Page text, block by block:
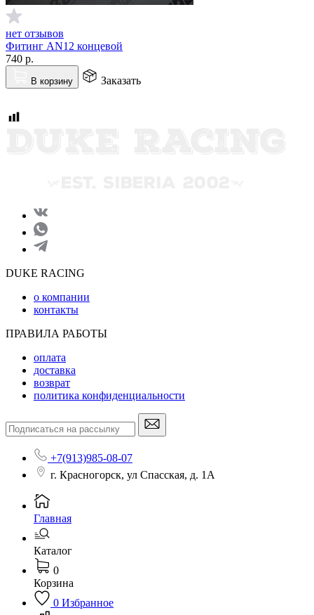
нет отзывов
Фитинг AN12 концевой
740 р.
В корзину Заказать
DUKE RACING
о компании
контакты
ПРАВИЛА РАБОТЫ
оплата
доставка
возврат
политика конфиденциальности
+7(913)985-08-07
г. Красногорск, ул Спасская, д. 1А
Главная
Каталог
0
Корзина
0 Избранное